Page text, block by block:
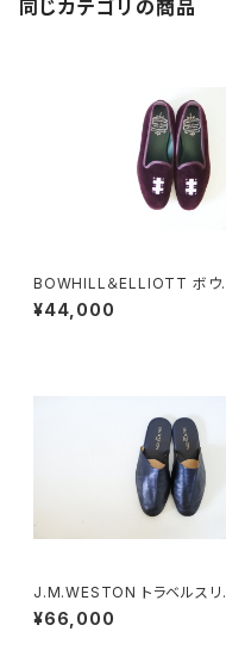
同じカテゴリの商品
BOWHILL＆ELLIOTT ボウ
ルアンドエリオット ベルベット
リッポン UK8
¥44,000
J.M.WESTON トラベルスリ
パ DEADSTOCK
¥66,000